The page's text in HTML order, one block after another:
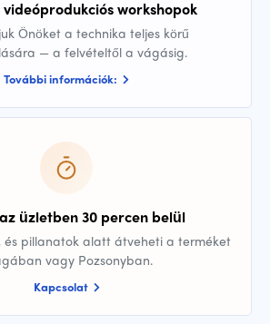
workshopok
Önöket a technika teljes körű
— a felvételtől a vágásig.
További információk:
üzletben 30 percen belül
és pillanatok alatt átveheti a terméket
vagy Pozsonyban.
Kapcsolat